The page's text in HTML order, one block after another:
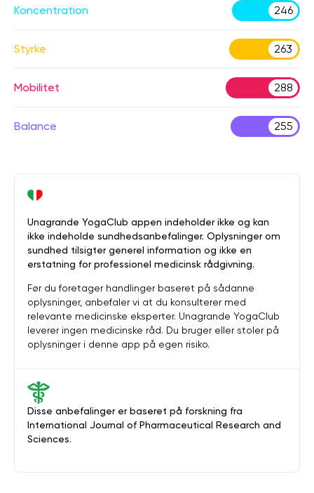
Koncentration 246
Styrke 263
Mobilitet 288
Balance 255
Disse anbefalinger er baseret på forskning fra
International Journal of Pharmaceutical Research and
Sciences.
Unagrande YogaClub appen indeholder ikke og kan
ikke indeholde sundhedsanbefalinger. Oplysninger om
sundhed tilsigter generel information og ikke en
erstatning for professionel medicinsk rådgivning.
Før du foretager handlinger baseret på sådanne
oplysninger, anbefaler vi at du konsulterer med
relevante medicinske eksperter. Unagrande YogaClub
leverer ingen medicinske råd. Du bruger eller stoler på
oplysninger i denne app på egen risiko.